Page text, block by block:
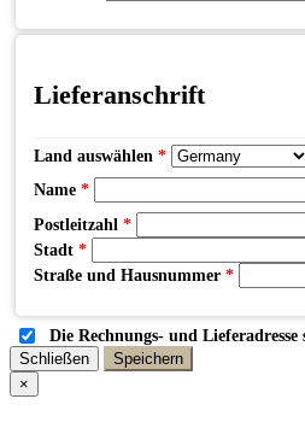
Lieferanschrift
Land auswählen *
Name *
Postleitzahl *
Stadt *
Straße und Hausnummer *
Die Rechnungs- und Lieferadresse
Schließen
Speichern
×